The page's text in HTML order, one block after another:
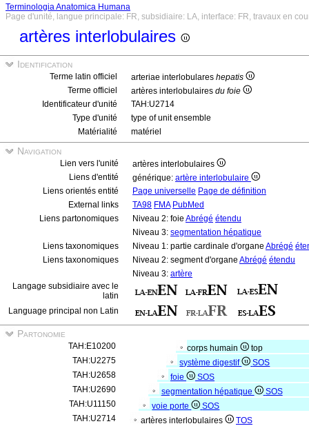
Terminologia Anatomica Humana
Page d'unité, langue principale: FR, subsidiaire: LA, interface: FR, travaux en
artères interlobulaires
Identification
Terme latin officiel arteriae interlobulares hepatis
Terme officiel
artères interlobulaires du foie
Identificateur d'unité
TAH:U2714
Type d'unité
type of unit ensemble
Matérialité
matériel
Navigation
Lien vers l'unité
artères interlobulaires
Liens d'entité
générique: artère interlobulaire
Liens orientés entité
Page universelle Page de définition
External links
TA98 FMA PubMed
Liens partonomiques
Niveau 2: foie Abrégé étendu
Niveau 3: segmentation hépatique
Liens taxonomiques
Niveau 1: partie cardinale d'organe Abrégé
Liens taxonomiques
Niveau 2: segment d'organe Abrégé étendu
Niveau 3: artère
Langage subsidiaire avec le
latin
Language principal non Latin
Partonomie
TAH:E10200 corps humain
top
TAH:U2275
système digestif
SOS
TAH:U2658
foie
SOS
TAH:U2690
segmentation hépatique
SOS
TAH:U11150
voie porte
SOS
TAH:U2714
artères interlobulaires TOS